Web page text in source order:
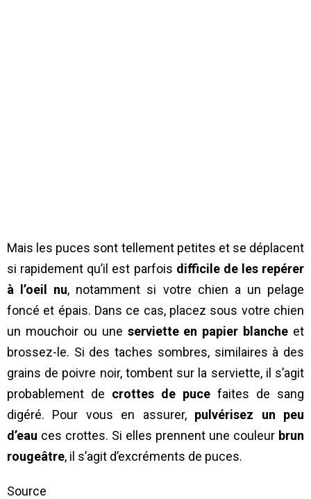
Mais les puces sont tellement petites et se déplacent
si rapidement qu’il est parfois difficile de les repérer
à l’oeil nu, notamment si votre chien a un pelage
foncé et épais. Dans ce cas, placez sous votre chien
un mouchoir ou une serviette en papier blanche et
brossez-le. Si des taches sombres, similaires à des
grains de poivre noir, tombent sur la serviette, il s’agit
probablement de crottes de puce faites de sang
digéré. Pour vous en assurer, pulvérisez un peu
d’eau ces crottes. Si elles prennent une couleur brun
rougeâtre, il s’agit d’excréments de puces.
Source